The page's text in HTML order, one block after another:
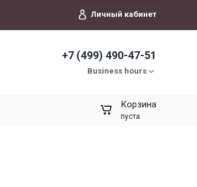
Личный кабинет
+7 (499) 490-47-51
Business hours
Корзина
пуста